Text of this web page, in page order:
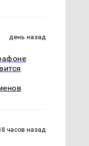
день назад
часов назад